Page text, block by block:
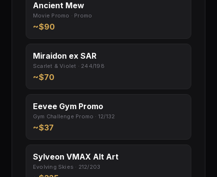
Ancient Mew
Movie Promo · Promo
~$90
Miraidon ex SAR
Scarlet & Violet · 244/198
~$70
Eevee Gym Promo
Gym Challenge Promo · 12/132
~$37
Sylveon VMAX Alt Art
Evolving Skies · 212/203